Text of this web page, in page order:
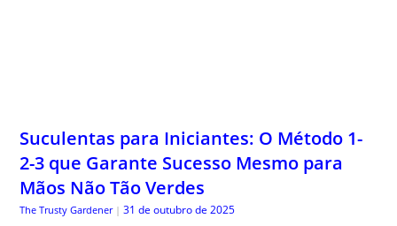
Suculentas para Iniciantes: O Método 1-
2-3 que Garante Sucesso Mesmo para
Mãos Não Tão Verdes
The Trusty Gardener | 31 de outubro de 2025